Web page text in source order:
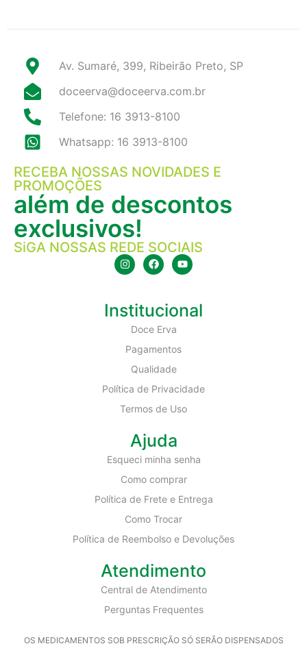
Av. Sumaré, 399, Ribeirão Preto, SP
doceerva@doceerva.com.br
Telefone: 16 3913-8100
Whatsapp: 16 3913-8100
RECEBA NOSSAS NOVIDADES E
PROMOÇÕES
além de descontos
exclusivos!
SiGA NOSSAS REDE SOCIAIS
Institucional
Doce Erva
Pagamentos
Qualidade
Política de Privacidade
Termos de Uso
Ajuda
Esqueci minha senha
Como comprar
Política de Frete e Entrega
Como Trocar
Política de Reembolso e Devoluções
Atendimento
Central de Atendimento
Perguntas Frequentes
OS MEDICAMENTOS SOB PRESCRIÇÃO SÓ SERÃO DISPENSADOS